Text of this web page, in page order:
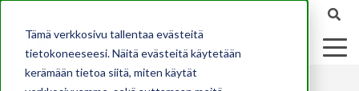
Tämä verkkosivu tallentaa evästeitä
tietokoneeseesi. Näitä evästeitä käytetään
kerämään tietoa siitä, miten käytät